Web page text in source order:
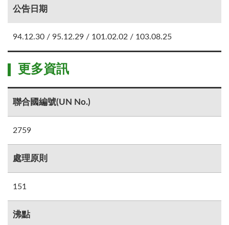
公告日期
94.12.30 / 95.12.29 / 101.02.02 / 103.08.25
更多資訊
聯合國編號(UN No.)
2759
處理原則
151
沸點